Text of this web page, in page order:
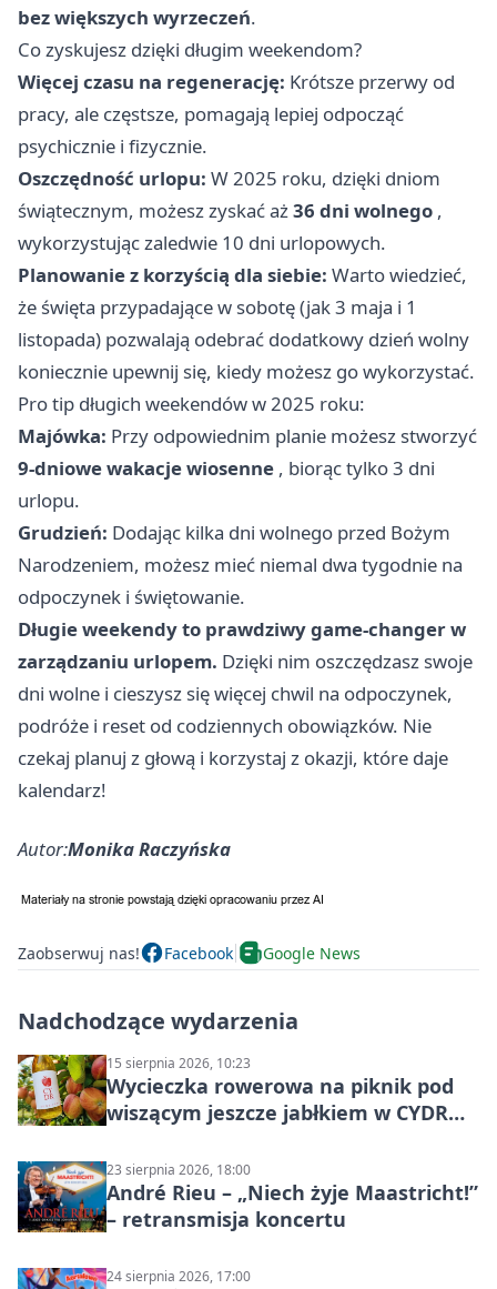
bez większych wyrzeczeń.
Co zyskujesz dzięki długim weekendom?
Więcej czasu na regenerację: Krótsze przerwy od
pracy, ale częstsze, pomagają lepiej odpocząć
psychicznie i fizycznie.
Oszczędność urlopu: W 2025 roku, dzięki dniom
świątecznym, możesz zyskać aż36 dni wolnego ,
wykorzystując zaledwie 10 dni urlopowych.
Planowanie z korzyścią dla siebie: Warto wiedzieć,
że święta przypadające w sobotę (jak 3 maja i 1
listopada) pozwalają odebrać dodatkowy dzień wolny
koniecznie upewnij się, kiedy możesz go wykorzystać.
Pro tip długich weekendów w 2025 roku:
Majówka: Przy odpowiednim planie możesz stworzyć
9-dniowe wakacje wiosenne , biorąc tylko 3 dni
urlopu.
Grudzień: Dodając kilka dni wolnego przed Bożym
Narodzeniem, możesz mieć niemal dwa tygodnie na
odpoczynek i świętowanie.
Długie weekendy to prawdziwy game-changer w
zarządzaniu urlopem. Dzięki nim oszczędzasz swoje
dni wolne i cieszysz się więcej chwil na odpoczynek,
podróże i reset od codziennych obowiązków. Nie
czekaj planuj z głową i korzystaj z okazji, które daje
kalendarz!
Autor:Monika Raczyńska
Zaobserwuj nas! Facebook Google News
Nadchodzące wydarzenia
15 sierpnia 2026, 10:23
Wycieczka rowerowa na piknik pod
wiszącym jeszcze jabłkiem w CYDR
23 sierpnia 2026, 18:00
André Rieu – „Niech żyje Maastricht!”
– retransmisja koncertu
24 sierpnia 2026, 17:00